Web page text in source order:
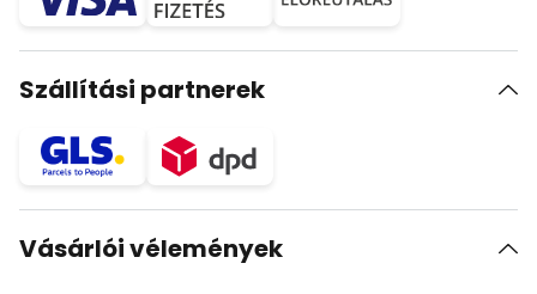
Szállítási partnerek
Vásárlói vélemények